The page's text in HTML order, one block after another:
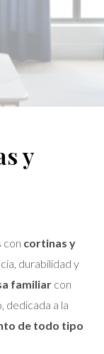
y
con cortinas y
durabilidad y
familiarcon
dedicada a la
de todo tipo